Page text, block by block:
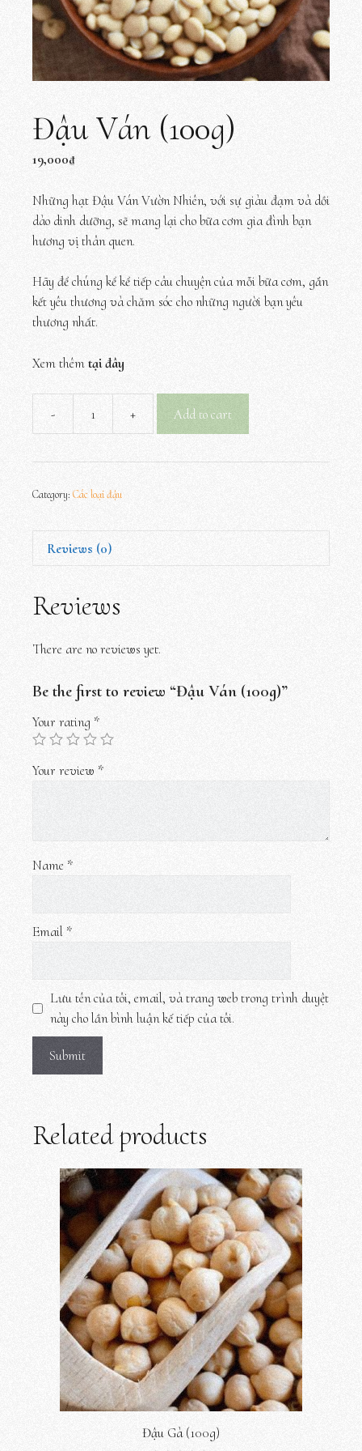
Đậu Ván (100g)
19,000₫
Những hạt Đậu Ván Vườn Nhiên, với sự giàu đạm và dồi
dào dinh dưỡng, sẽ mang lại cho bữa cơm gia đình bạn
hương vị thân quen.
Hãy để chúng kể kể tiếp câu chuyện của mỗi bữa cơm, gắn
kết yêu thương và chăm sóc cho những người bạn yêu
thương nhất.
Xem thêmtại đây
-
(100g)
+ Add to cart
Category: Các loại đậu
Reviews (0)
Reviews
There are no reviews yet.
Be the first to review “Đậu Ván (100g)”
Your rating *
Your review *
Name *
Email*
Lưu tên của tôi, email, và trang web trong trình duyệt
này cho lần bình luận kế tiếp của tôi.
Related products
Đậu Gà (100g)